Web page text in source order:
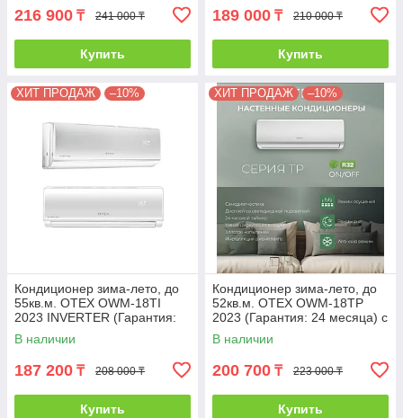
216 900 ₸ 241 000 ₸
Купить
189 000 ₸ 210 000 ₸
Купить
ХИТ ПРОДАЖ –10%
Кондиционер зима-лето, до
55кв.м. OTEX OWM-18TI
2023 INVERTER (Гарантия:
24 месяца) с инсталляцией
В наличии
187 200 ₸ 208 000 ₸
Купить
ХИТ ПРОДАЖ –10%
Кондиционер зима-лето, до
52кв.м. OTEX OWM-18TP
2023 (Гарантия: 24 месяца) с
инсталляцией
В наличии
200 700 ₸ 223 000 ₸
Купить